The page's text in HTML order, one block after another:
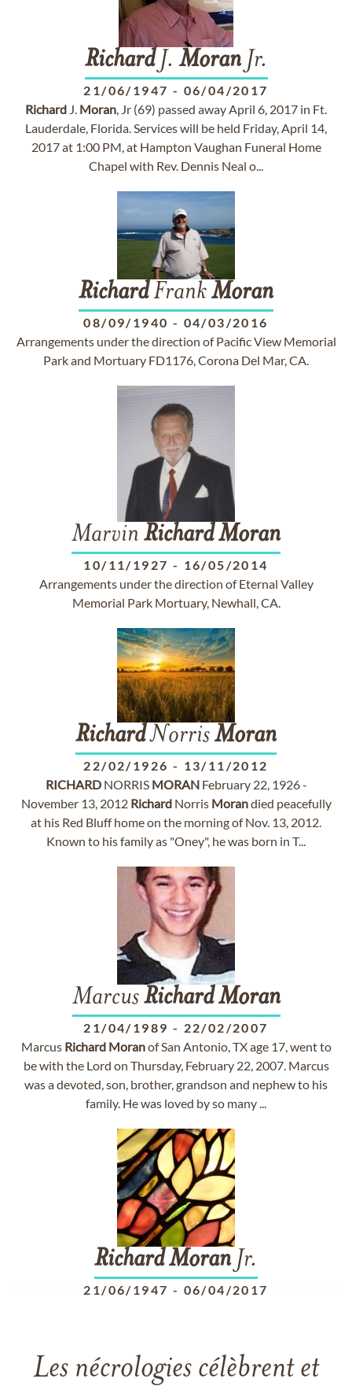
RichardJ. MoranJr.
21/06/1947 - 06/04/2017
Richard J. Moran, Jr (69) passed away April 6, 2017 in Ft.
Lauderdale, Florida. Services will be held Friday, April 14,
2017 at 1:00 PM, at Hampton Vaughan Funeral Home
Chapel with Rev. Dennis Neal o...
RichardFrankMoran
08/09/1940 - 04/03/2016
Arrangements under the direction of Pacific View Memorial
Park and Mortuary FD1176, Corona Del Mar, CA.
Marvin RichardMoran
10/11/1927 - 16/05/2014
Arrangements under the direction of Eternal Valley
Memorial Park Mortuary, Newhall, CA.
RichardNorrisMoran
22/02/1926 - 13/11/2012
RICHARDNORRIS MORANFebruary 22, 1926 -
November 13, 2012 RichardNorris Morandied peacefully
at his Red Bluff home on the morning of Nov. 13, 2012.
Known to his family as "Oney", he was born in T...
MarcusRichard Moran
21/04/1989 - 22/02/2007
Marcus Richard Moranof San Antonio, TX age 17, went to
be with the Lord on Thursday, February 22, 2007. Marcus
was a devoted, son, brother, grandson and nephew to his
family. He was loved by so many ...
RichardMoran Jr.
21/06/1947 - 06/04/2017
Les nécrologies célèbrent et